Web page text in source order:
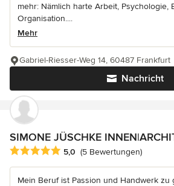
mehr: Nämlich harte Arbeit, Psychologie,
Organisation....
Mehr
Nachricht
Gabriel-Riesser-Weg 14, 60487 Frankfurt
SIMONE JÜSCHKE
Durchschnittliche Bewertung: 5 von 5
5,0 (5 Bewertungen)
Mein Beruf ist Passion und Handwerk zu